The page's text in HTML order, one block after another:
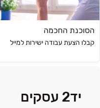
הסוכנת החכמה
קבלו הצעת עבודה ישירות למייל
יד2 עסקים